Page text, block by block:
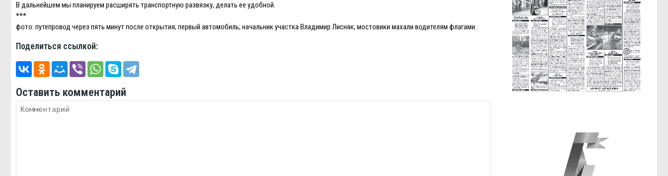
В дальнейшем мы планируем расширять транспортную развязку, делать ее удобной.
***
фото: путепровод через пять минут после открытия; первый автомобиль; начальник участка Владимир Лисняк; мостовики махали водителям флагами.
Поделиться ссылкой:
Оставить комментарий